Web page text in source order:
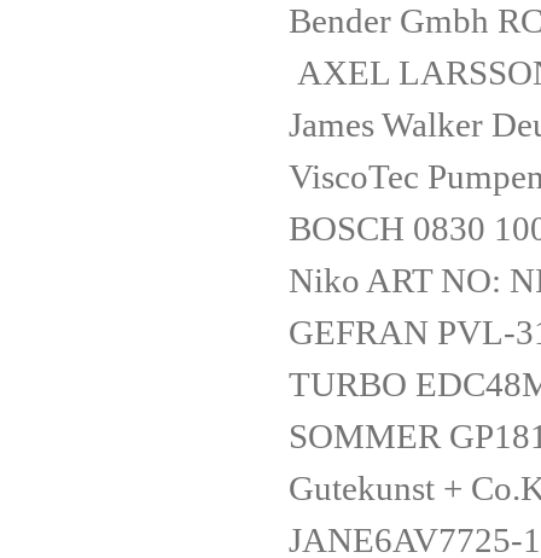
Bender Gmbh
AXEL
James Walker
ViscoTec
BOSCH 0830
Niko ART NO:
GEFRAN PVL-
TURBO
SOMMER
Gutekunst +
JANE6AV7725-